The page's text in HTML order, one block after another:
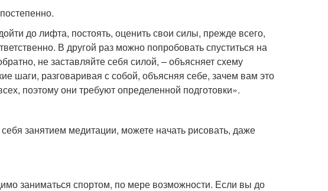
до лифта, постоять, оценить свои силы, прежде всего,
В другой раз можно попробовать спуститься на
не заставляйте себя силой, – объясняет схему
шаги, разговаривая с собой, объясняя себе, зачем вам это
поэтому они требуют определенной подготовки».
занятием медитации, можете начать рисовать, даже
заниматься спортом, по мере возможности. Если вы до